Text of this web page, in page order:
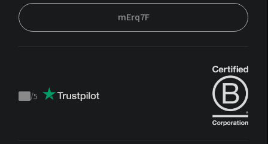
mErq7F
Trustpilot
/5